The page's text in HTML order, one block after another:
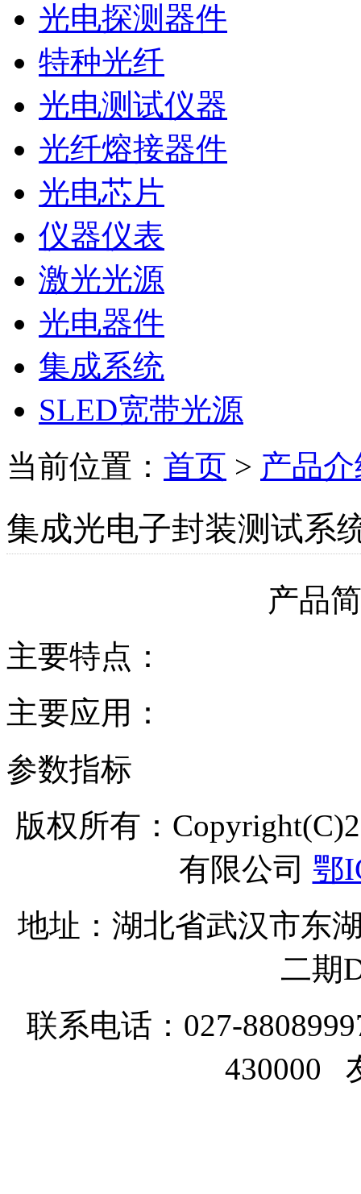
光电探测器件
特种光纤
光电测试仪器
光纤熔接器件
光电芯片
仪器仪表
激光光源
光电器件
集成系统
SLED宽带光源
当前位置： 首页 > 产品
集成光电子封装测试系
产品
主要特点：
主要应用：
参数指标
版权所有：
有限公司 鄂
地址：湖北省武汉市东
二期
联系电话：027-
430000